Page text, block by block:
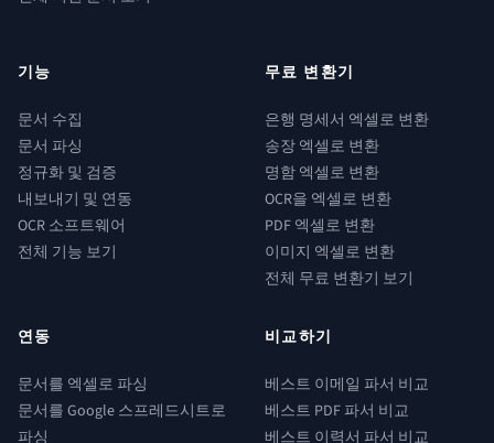
기능
문서 수집
문서 파싱
정규화 및 검증
내보내기 및 연동
OCR 소프트웨어
전체 기능 보기
무료 변환기
은행 명세서 엑셀로 변환
송장 엑셀로 변환
명함 엑셀로 변환
OCR을 엑셀로 변환
PDF 엑셀로 변환
이미지 엑셀로 변환
전체 무료 변환기 보기
연동
문서를 엑셀로 파싱
문서를 Google 스프레드시트로
파싱
비교하기
베스트 이메일 파서 비교
베스트 PDF 파서 비교
베스트 이력서 파서 비교